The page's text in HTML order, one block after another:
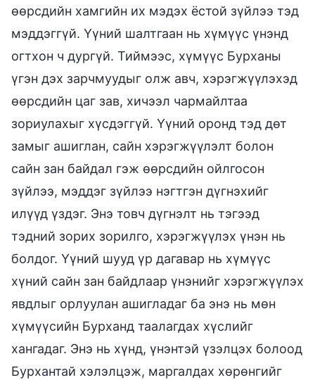
өөрсдийн хамгийн их мэдэх ёстой зүйлээ тэд
мэддэггүй. Үүний шалтгаан нь хүмүүс үнэнд
огтхон ч дургүй. Тиймээс, хүмүүс Бурханы
үгэн дэх зарчмуудыг олж авч, хэрэгжүүлэхэд
өөрсдийн цаг зав, хичээл чармайлтаа
зориулахыг хүсдэггүй. Үүний оронд тэд дөт
замыг ашиглан, сайн хэрэгжүүлэлт болон
сайн зан байдал гэж өөрсдийн ойлгосон
зүйлээ, мэддэг зүйлээ нэгтгэн дүгнэхийг
илүүд үздэг. Энэ товч дүгнэлт нь тэгээд
тэдний зорих зорилго, хэрэгжүүлэх үнэн нь
болдог. Үүний шууд үр дагавар нь хүмүүс
хүний сайн зан байдлаар үнэнийг хэрэгжүүлэх
явдлыг орлуулан ашигладаг ба энэ нь мөн
хүмүүсийн Бурханд таалагдах хүслийг
хангадаг. Энэ нь хүнд, үнэнтэй үзэлцэх болоод
Бурхантай хэлэлцэж, маргалдах хөрөнгийг